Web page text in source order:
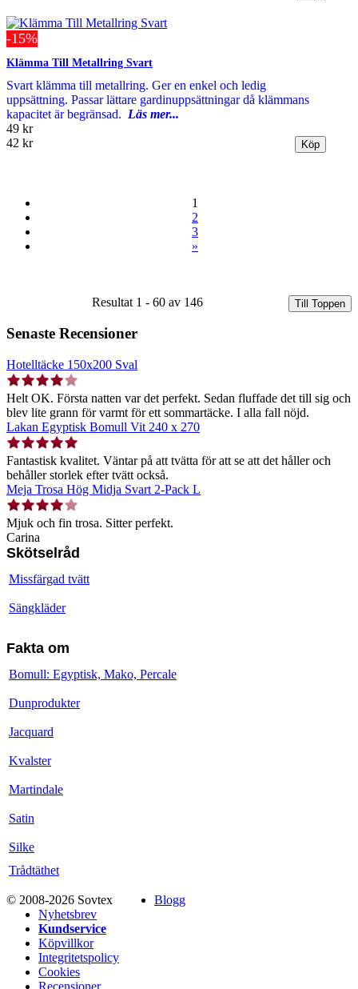
-15%
Klämma Till Metallring Svart
Svart klämma till metallring. Ger en enkel och ledig
uppsättning. Passar lättare gardinuppsättningar då klämmans
kapacitet är begränsad. Läs mer...
49 kr
42 kr
1
2
3
»
Resultat 1 - 60 av 146 Till Toppen
Senaste Recensioner
Hotelltäcke 150x200 Sval
Helt OK. Första natten var det perfekt. Sedan fluffade det till sig och
blev lite grann för varmt för ett sommartäcke. I alla fall nöjd.
Lakan Egyptisk Bomull Vit 240 x 270
Fantastisk kvalitet. Väntar på att tvätta för att se att det håller och
behåller storlek efter tvätt också.
Meja Trosa Hög Midja Svart 2-Pack L
Mjuk och fin trosa. Sitter perfekt.
Carina
Skötselråd
Missfärgad tvätt
Sängkläder
Fakta om
Bomull: Egyptisk, Mako, Percale
Dunprodukter
Jacquard
Kvalster
Martindale
Satin
Silke
Trådtäthet
© 2008-2026 Sovtex
Blogg
Nyhetsbrev
Kundservice
Köpvillkor
Integritetspolicy
Cookies
Recensioner